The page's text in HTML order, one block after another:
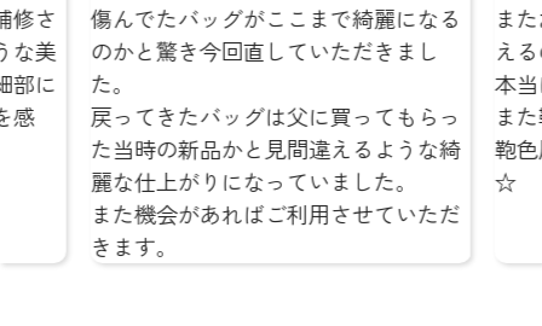
ッグがここまで綺麗になる
今回直していただきまし
バッグは父に買ってもらっ
品かと見間違えるような綺
りになっていました。
あればご利用させていただ
またお気に入りの鞄を
えるのが本当にうれし
本当にありがとうござ
また鞄の修理をお願い
鞄色屋さんにお願いし
☆